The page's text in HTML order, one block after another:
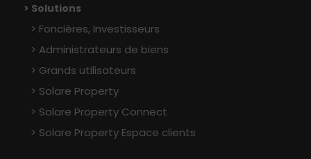
> Solutions
Foncières, Investisseurs
Administrateurs de biens
Grands utilisateurs
Solare Property
Solare Property Connect
Solare Property Espace clients